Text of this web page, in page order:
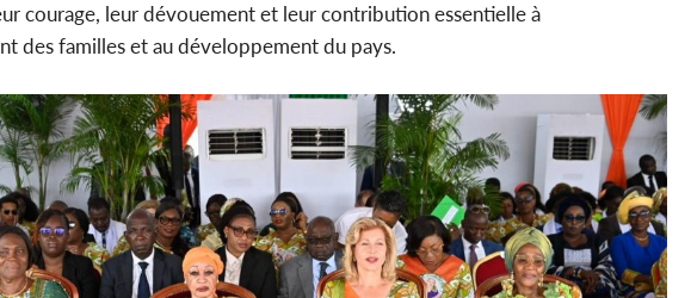
courage, leur dévouement et leur contribution essentielle à
des familles et au développement du pays.